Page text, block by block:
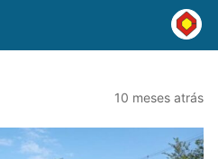
10 meses atrás